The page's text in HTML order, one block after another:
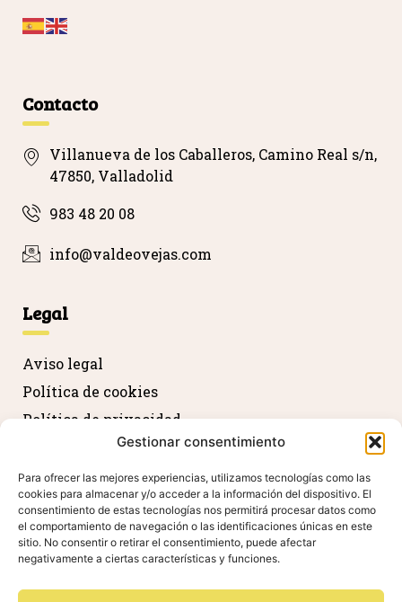
Gestionar consentimiento
Para ofrecer las mejores experiencias, utilizamos tecnologías como las
cookies para almacenar y/o acceder a la información del dispositivo. El
consentimiento de estas tecnologías nos permitirá procesar datos como
el comportamiento de navegación o las identificaciones únicas en este
sitio. No consentir o retirar el consentimiento, puede afectar
negativamente a ciertas características y funciones.
Contacto
Villanueva de los Caballeros, Camino Real s/n,
47850, Valladolid
983 48 20 08
info@valdeovejas.com
Legal
Aviso legal
Política de cookies
Política de privacidad
Devolución y reembolso
Declaración de accesibilidad
Agradecimientos